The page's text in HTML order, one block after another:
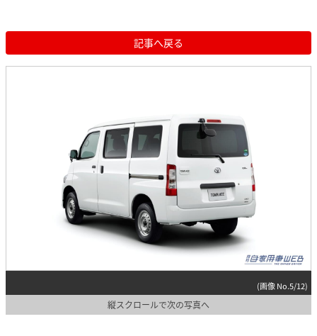
記事へ戻る
(画像 No.5/12)
縦スクロールで次の写真へ